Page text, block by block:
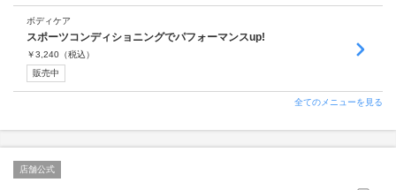
ボディケア
スポーツコンディショニングでパフォーマンスup!
￥3,240 （税込）
販売中
全てのメニューを見る
店舗公式